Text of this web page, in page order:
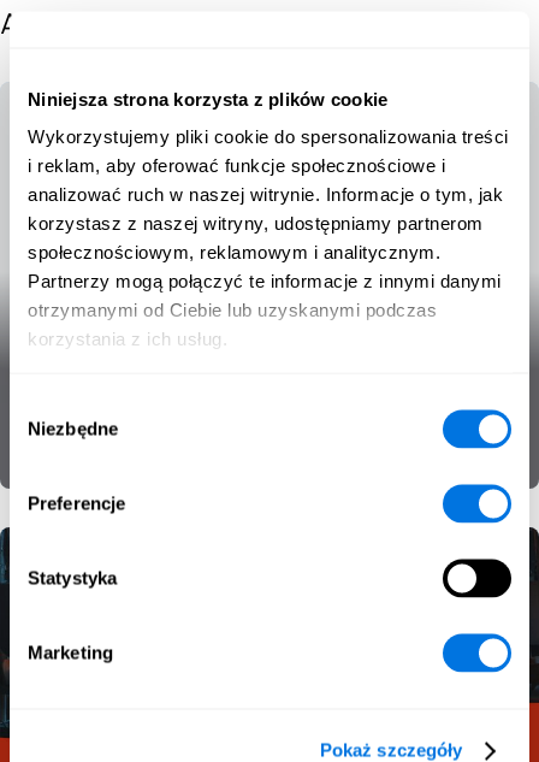
Niniejsza strona korzysta z plików cookie
Wykorzystujemy pliki cookie do spersonalizowania treści
i reklam, aby oferować funkcje społecznościowe i
analizować ruch w naszej witrynie. Informacje o tym, jak
korzystasz z naszej witryny, udostępniamy partnerom
społecznościowym, reklamowym i analitycznym.
Partnerzy mogą połączyć te informacje z innymi danymi
otrzymanymi od Ciebie lub uzyskanymi podczas
korzystania z ich usług.
zgody
Niezbędne
Preferencje
Statystyka
Marketing
Pokaż szczegóły
All posts
Podstawy
Cyberbezpieczeństwo